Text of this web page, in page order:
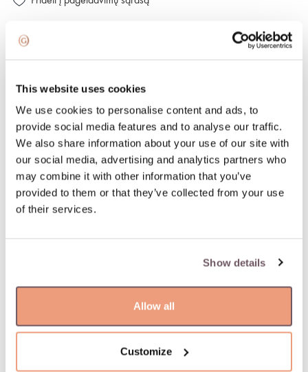
This website uses cookies
We use cookies to personalise content and ads, to
provide social media features and to analyse our traffic.
We also share information about your use of our site with
our social media, advertising and analytics partners who
may combine it with other information that you’ve
provided to them or that they’ve collected from your use
of their services.
Show details
Allow all
Customize
PREKĖS APRAŠYMAS
Medžiaga: Auksas
Praba: 585
Prekė: W66779887
Svoris: 1.22 g
Jums gali patikti